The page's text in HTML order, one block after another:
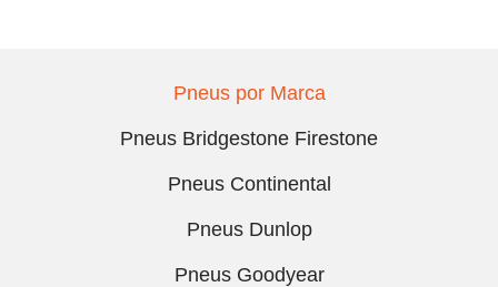
Pneus por Marca
Pneus Bridgestone Firestone
Pneus Continental
Pneus Dunlop
Pneus Goodyear